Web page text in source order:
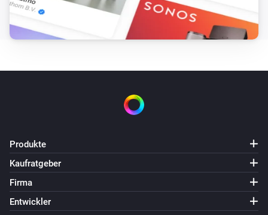
Produkte
Kaufratgeber
Firma
Entwickler